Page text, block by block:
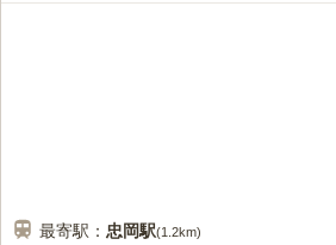
最寄駅： 忠岡駅(1.2km)